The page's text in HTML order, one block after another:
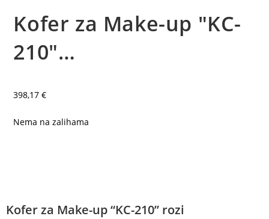
Kofer za Make-up "KC-
210"…
398,17€
Nema na zalihama
Kofer za Make-up “KC-210” rozi